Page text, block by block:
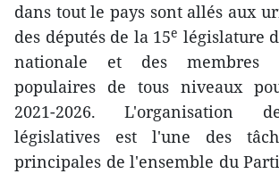
dans tout le pays sont allés aux
des députés de la 15e législature
nationale et des membres
populaires de tous niveaux
2021-2026. L'organisation
législatives est l'une des
principales de l'ensemble du